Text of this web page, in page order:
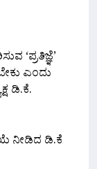
‘ಪ್ರತಿಜ್ಞೆ’
ಎಂದು
ಡಿ.ಕೆ.
ನೀಡಿದ ಡಿ.ಕೆ